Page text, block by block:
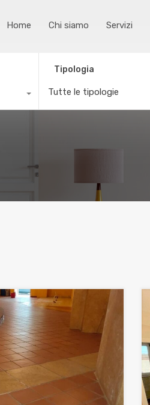
Home Chi siamo Servizi
Tipologia
Tutte le tipologie